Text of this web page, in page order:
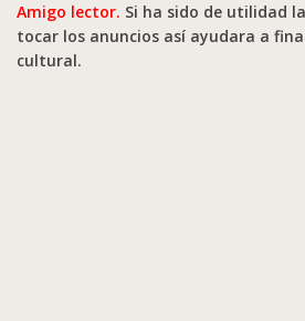
Amigo lector. Si ha sido de utilidad
tocar los anuncios así ayudara a
cultural.